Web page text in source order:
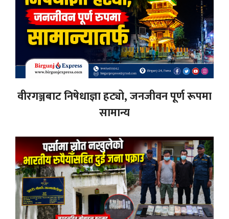
वीरगञ्जबाट निषेधाज्ञा हट्यो, जनजीवन पूर्ण रूपमा
सामान्य